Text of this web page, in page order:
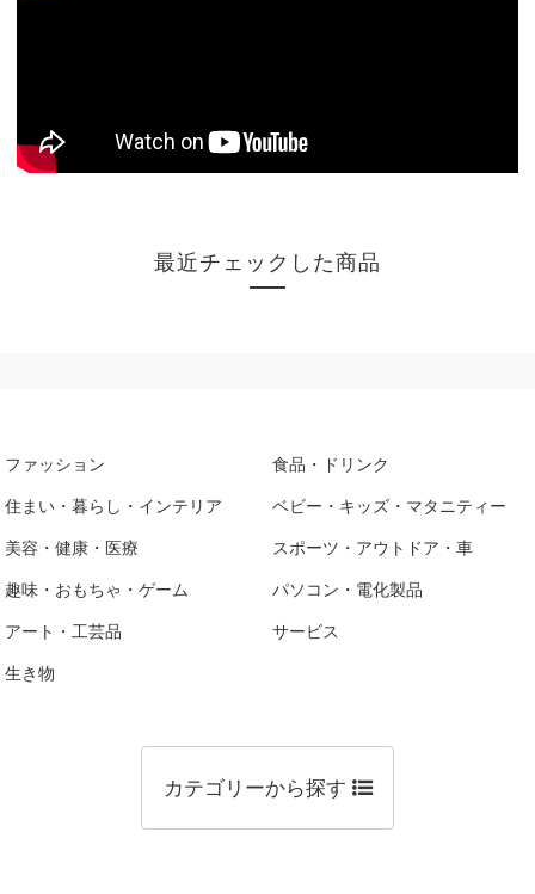
最近チェックした商品
ファッション 食品・ドリンク
住まい・暮らし・インテリア ベビー・キッズ・マタニティー
美容・健康・医療 スポーツ・アウトドア・車
趣味・おもちゃ・ゲーム パソコン・電化製品
アート・工芸品 サービス
生き物
カテゴリーから探す